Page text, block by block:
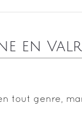
en
tout genre,